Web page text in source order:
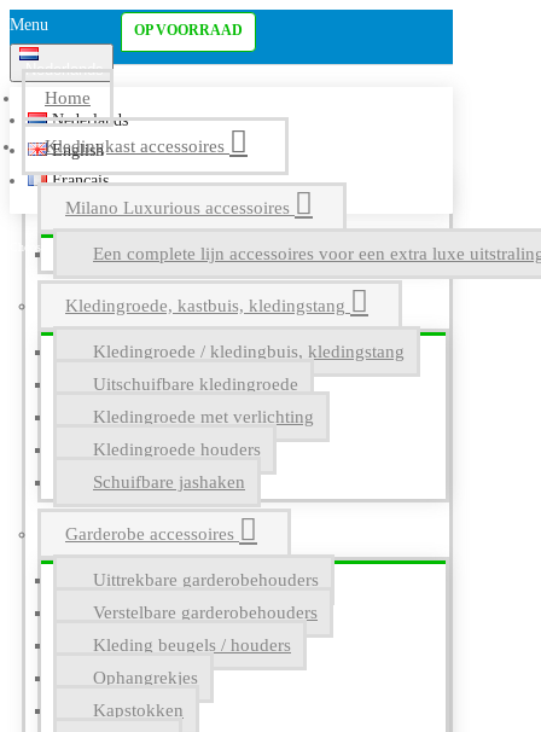
Menu
Nederlands
Nederlands
English
Français
Home
Kledingkast accessoires
Milano Luxurious accessoires
Een complete lijn accessoires voor een extra luxe
Kledingroede, kastbuis, kledingstang
Kledingroede / kledingbuis, kledingstang
Uitschuifbare kledingroede
Kledingroede met verlichting
Kledingroede houders
Schuifbare jashaken
Garderobe accessoires
Uittrekbare garderobehouders
Verstelbare garderobehouders
Kleding beugels / houders
Ophangrekjes
Kapstokken
OP VOORRAAD